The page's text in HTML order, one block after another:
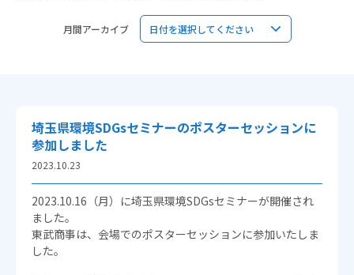
月間アーカイブ
埼玉県環境SDGsセミナーのポスターセッションに
参加しました
2023.10.23
2023.10.16（月）に埼玉県環境SDGsセミナーが開催され
ました。
東武商事は、会場でのポスターセッションに参加いたしま
した。